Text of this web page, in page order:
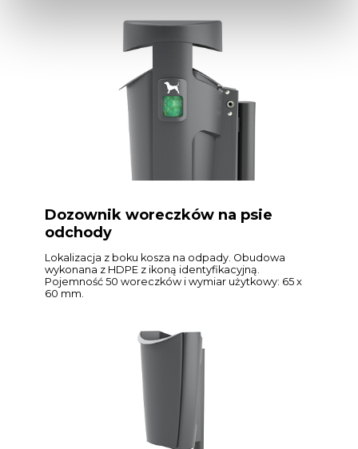
Dozownik woreczków na psie
odchody
Lokalizacja z boku kosza na odpady. Obudowa
wykonana z HDPE z ikoną identyfikacyjną.
Pojemność 50 woreczków i wymiar użytkowy: 65 x
60 mm.